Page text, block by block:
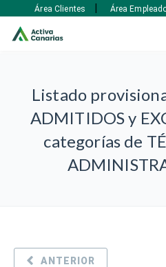
Listado
ADMITIDOS y
categorías de
ANTERIOR
Área Clientes | Área